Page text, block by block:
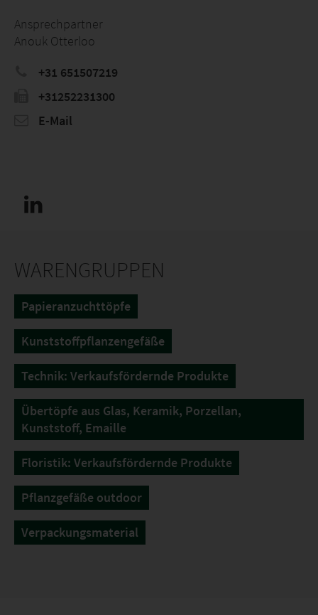
Ansprechpartner
Anouk Otterloo
+31 651507219
+31252231300
E-Mail
WARENGRUPPEN
Papieranzuchttöpfe
Kunststoffpflanzengefäße
Technik: Verkaufsfördernde Produkte
Übertöpfe aus Glas, Keramik, Porzellan,
Kunststoff, Emaille
Floristik: Verkaufsfördernde Produkte
Pflanzgefäße outdoor
Verpackungsmaterial